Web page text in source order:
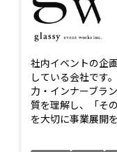
社内イベントの企
している会社です
力・インナーブラ
質を理解し、「そ
を大切に事業展開